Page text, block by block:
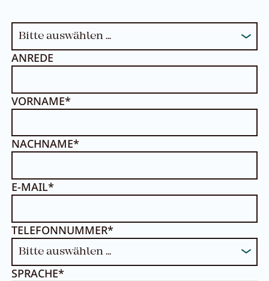
ANREDE
VORNAME*
NACHNAME*
E-MAIL*
TELEFONNUMMER*
SPRACHE*